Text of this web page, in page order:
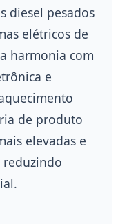
diesel pesados
elétricos de
harmonia com
e
de produto
elevadas e